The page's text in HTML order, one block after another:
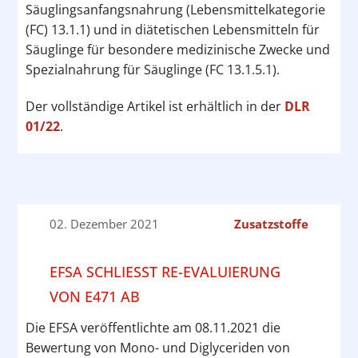
Säuglingsanfangsnahrung (Lebensmittelkategorie
(FC) 13.1.1) und in diätetischen Lebensmitteln für
Säuglinge für besondere medizinische Zwecke und
Spezialnahrung für Säuglinge (FC 13.1.5.1).
Der vollständige Artikel ist erhältlich in der DLR
01/22.
02. Dezember 2021 Zusatzstoffe
EFSA SCHLIESST RE-EVALUIERUNG V
ON E471 AB
Die EFSA veröffentlichte am 08.11.2021 die
Bewertung von Mono- und Diglyceriden von